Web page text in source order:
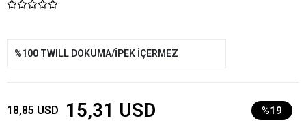
%100 TWILL DOKUMA/İPEK İÇERMEZ
18,85 USD 15,31 USD %19